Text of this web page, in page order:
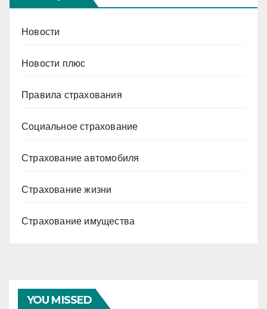
Новости
Новости плюс
Правила страхования
Социальное страхование
Страхование автомобиля
Страхование жизни
Страхование имущества
YOU MISSED